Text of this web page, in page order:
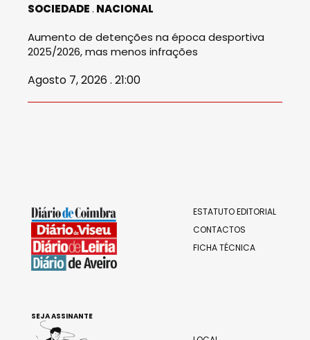
SOCIEDADE NACIONAL
Aumento de detenções na época desportiva
2025/2026, mas menos infrações
Agosto 7, 2026 . 21:00
ESTATUTO EDITORIAL
CONTACTOS
FICHA TÉCNICA
SEJA ASSINANTE